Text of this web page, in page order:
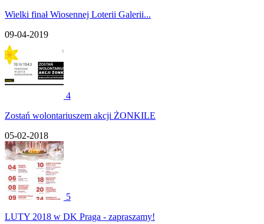
Wielki finał Wiosennej Loterii Galerii...
09-04-2019
4
Zostań wolontariuszem akcji ŻONKILE
05-02-2018
5
LUTY 2018 w DK Praga - zapraszamy!